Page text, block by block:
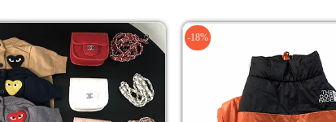
-18%